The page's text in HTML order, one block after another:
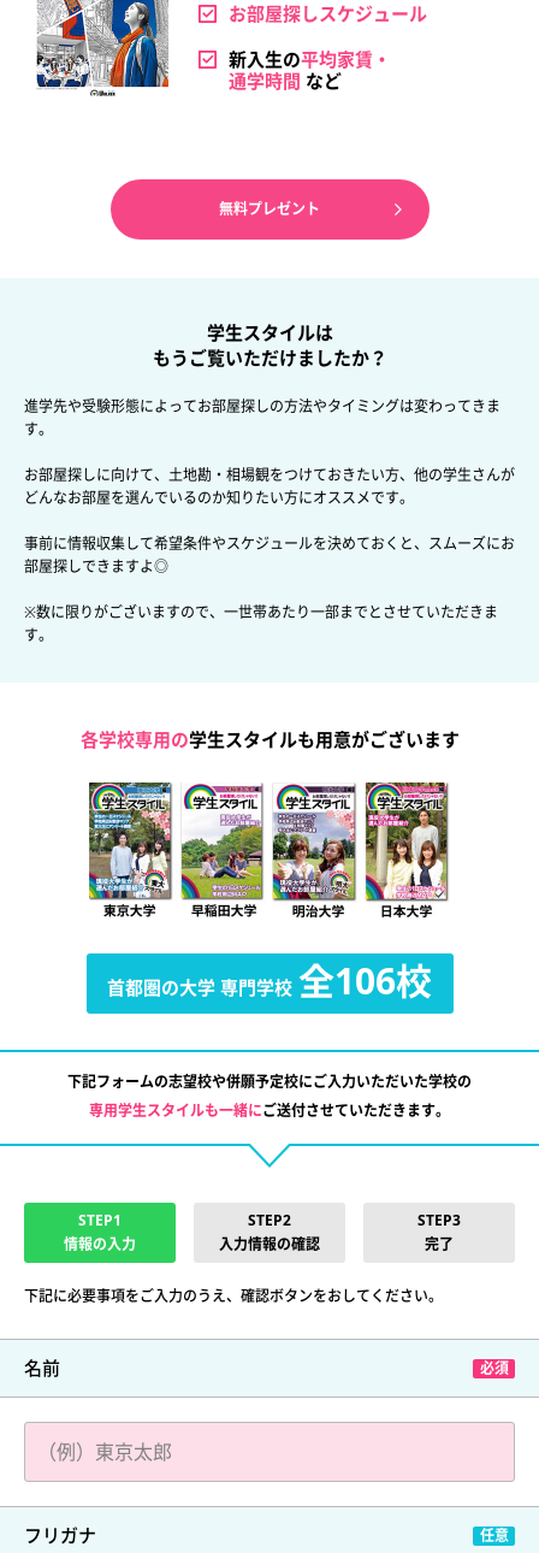
お部屋探しスケジュール
新入生の平均家賃・
通学時間 など
無料プレゼント
学生スタイルは
もうご覧いただけましたか？
進学先や受験形態によってお部屋探しの方法やタイミングは変わってきま
す。
お部屋探しに向けて、土地勘・相場観をつけておきたい方、 他の学生さんが
どんなお部屋を選んでいるのか知りたい方にオススメです。
事前に情報収集して希望条件やスケジュールを決めておくと、 スムーズにお
部屋探しできますよ◎
※数に限りがございますので、一世帯あたり一部までとさせていただきま
す。
各学校専用の学生スタイルも用意がございます
首都圏の大学 専門学校 全106校
下記フォームの志望校や併願予定校にご入力いただいた学校の
専用学生スタイルも一緒にご送付させていただきます。
STEP1
情報の入力
STEP2
入力情報の確認
STEP3
完了
下記に必要事項をご入力のうえ、確認ボタンをおしてください。
名前
フリガナ